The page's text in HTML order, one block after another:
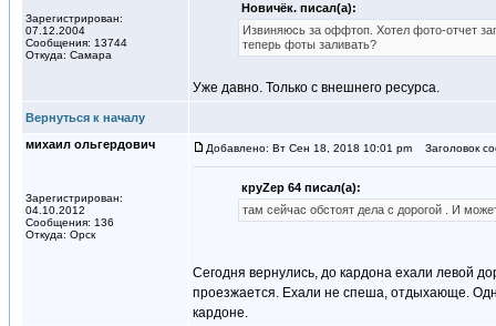
Зарегистрирован:
07.12.2004
Сообщения: 13744
Откуда: Самара
Новичёк. писал(а):
Извиняюсь за оффтоп. Хотел фото-отчет
теперь фоты заливать?
Уже давно. Только с внешнего ресурса.
Вернуться к началу
михаил ольгердович
Зарегистрирован:
04.10.2012
Сообщения: 136
Откуда: Орск
Добавлено: Вт Сен 18, 2018 10:01 pm Заголовок
круZер 64 писал(а):
там сейчас обстоят дела с дорогой . И
Сегодня вернулись, до кардона ехали левой
проезжается. Ехали не спеша, отдыхающе.
кардоне.